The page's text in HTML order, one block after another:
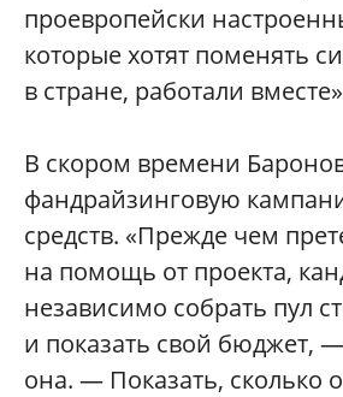
проевропейски
которые хотят поменять
в стране, работали
В скором времени
фандрайзинговую
средств. «Прежде чем
на помощь от проекта,
независимо собрать пул
и показать свой бюджет,
она. — Показать, сколько